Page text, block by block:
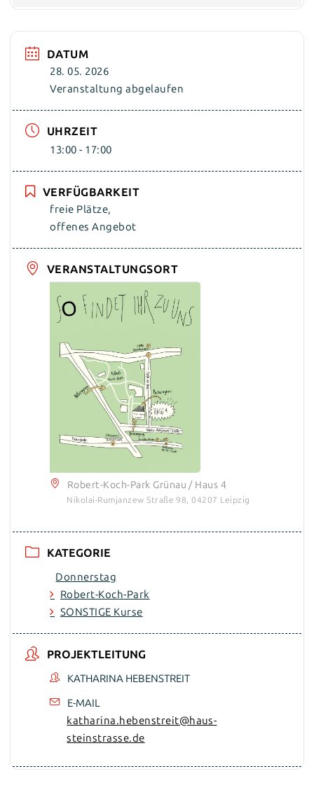
DATUM
28. 05. 2026
Veranstaltung abgelaufen
UHRZEIT
13:00 - 17:00
VERFÜGBARKEIT
freie Plätze,
offenes Angebot
VERANSTALTUNGSORT
Robert-Koch-Park Grünau / Haus 4
Nikolai-Rumjanzew Straße 98, 04207 Leipzig
KATEGORIE
Donnerstag
Robert-Koch-Park
SONSTIGE Kurse
PROJEKTLEITUNG
KATHARINA HEBENSTREIT
E-MAIL
katharina.hebenstreit@haus-
steinstrasse.de